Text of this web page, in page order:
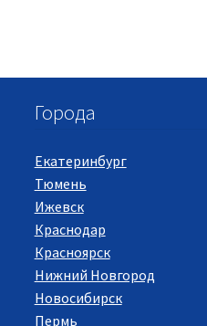
Города
Екатеринбург
Тюмень
Ижевск
Краснодар
Красноярск
Нижний Новгород
Новосибирск
Пермь